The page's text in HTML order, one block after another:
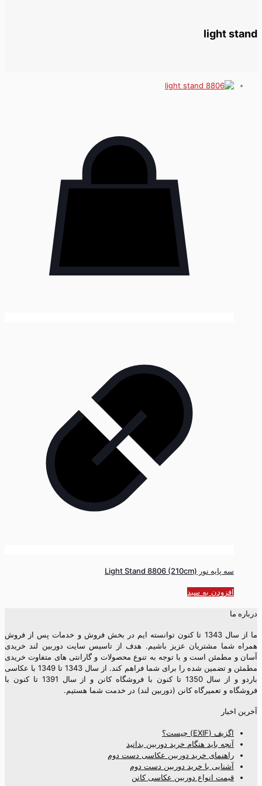
light stand
سه پایه نور Light Stand 8806 (210cm)
افزودن به سبد
درباره ما
ما از سال 1343 تا کنون توانسته ایم در بخش فروش و خدمات پس از فروش
همراه شما مشتریان عزیز باشیم. هدف از تاسیس سایت دوربین لند خریدی
آسان و مطمئن است و با توجه به تنوع محصولات و گارانتی های متفاوت خریدی
مطمئن و تضمین شده را برای شما فراهم کند. از سال 1343 تا 1349 با عکاسی
باردو و از سال 1350 تا کنون با فروشگاه کانن و از سال 1391 تا کنون با
فروشگاه و تعمیرگاه کانن (دوربین لند) در خدمت شما هستیم.
آخرین اخبار
اگزیف (EXIF) چیست؟
آنچه باید هنگام خرید دوربین بدانید
راهنمای خرید دوربین عکاسی دست دوم
آشنایی با خرید دوربین دست دوم
قیمت انواع دوربین عکاسی کانن